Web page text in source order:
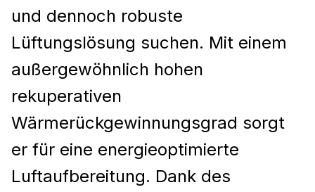
und dennoch robuste
Lüftungslösung suchen. Mit einem
außergewöhnlich hohen
rekuperativen
Wärmerückgewinnungsgrad sorgt
er für eine energieoptimierte
Luftaufbereitung. Dank des